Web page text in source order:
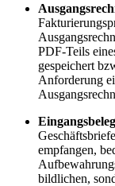
PDF-Teils
gespeichert
Anforderung
empfangen,
bildlichen,